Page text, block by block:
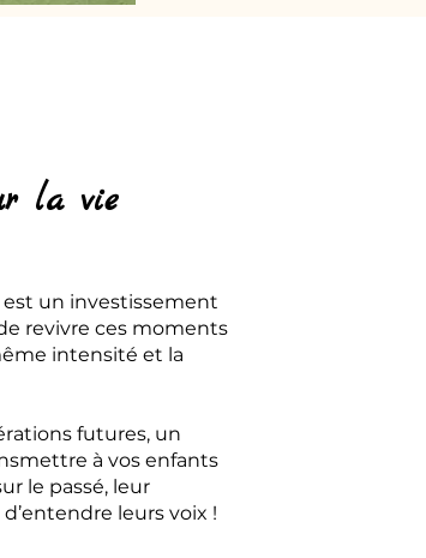
la vie
un investissement
revivre ces moments
intensité et la
futures, un
à vos enfants
le passé, leur
leurs voix !